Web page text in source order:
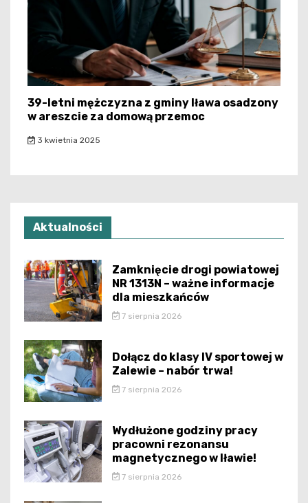
39-letni mężczyzna z gminy Iława osadzony
w areszcie za domową przemoc
3 kwietnia 2025
Aktualności
Zamknięcie drogi powiatowej
NR 1313N – ważne informacje
dla mieszkańców
7 sierpnia 2026
Dołącz do klasy IV sportowej w
Zalewie – nabór trwa!
7 sierpnia 2026
Wydłużone godziny pracy
pracowni rezonansu
magnetycznego w Iławie!
7 sierpnia 2026